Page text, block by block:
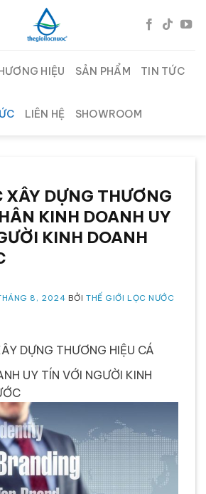
HIỆU SẢN PHẨM TIN TỨC
LIÊN HỆ SHOWROOM
XÂY DỰNG THƯƠNG
KINH DOANH UY
KINH DOANH
8, 2024 BỞITHẾ GIỚI LỌC NƯỚC
DỰNG THƯƠNG HIỆU CÁ
UY TÍN VỚI NGƯỜI KINH